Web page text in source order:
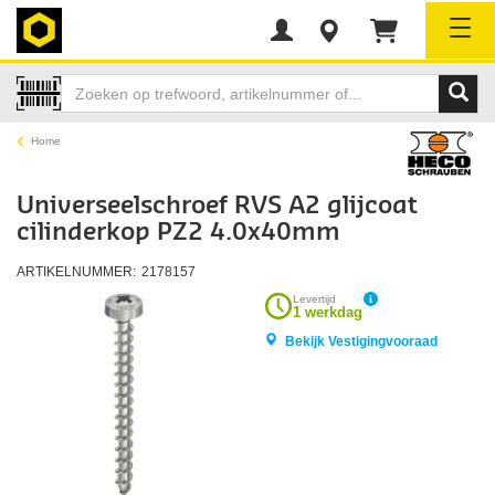
Home
Universeelschroef RVS A2 glijcoat
cilinderkop PZ2 4.0x40mm
ARTIKELNUMMER: 2178157
Levertijd
1 werkdag
Bekijk Vestigingvooraad